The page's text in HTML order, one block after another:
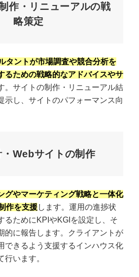
作・リニューアルの戦
略策定
タントが市場調査や競合分析を
るための戦略的なアドバイスやサ
。サイトの制作・リニューアル結
示し、サイトのパフォーマンス向
・Webサイトの制作
グやマーケティング戦略と一体化
作を支援します。運用の進捗状
るためにKPIやKGIを設定し、そ
的に報告します。クライアントが
できるよう支援するインハウス化
行います。